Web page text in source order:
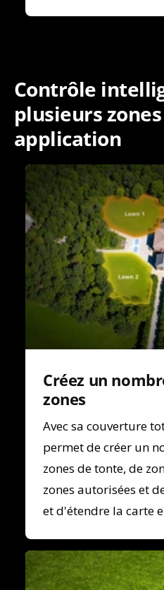
Contrôle
plusieurs
application
Créez un
zones
Avec sa couverture
permet de créer un
zones de tonte, de
zones autorisées et
et d'étendre la carte